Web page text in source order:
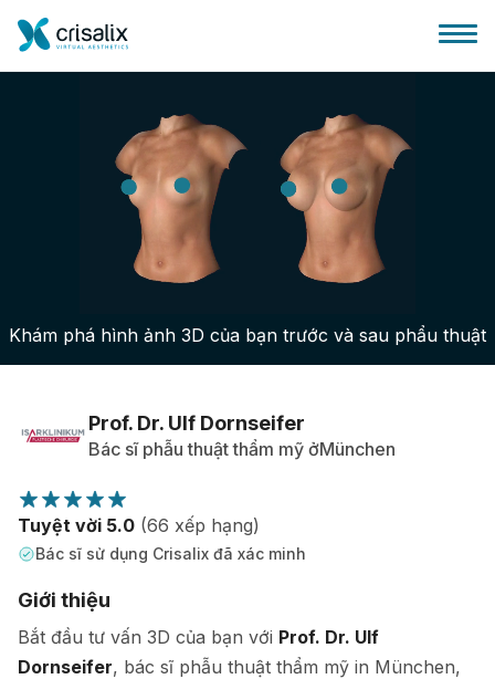
Bác sĩ phẫu thuật
Nền tảng kinh doanh 3D
Gói
Đánh giá của bệnh nhân
Khám phá hình ảnh 3D của bạn trước và sau phẩu thuật
Prof. Dr. Ulf Dornseifer
Bác sĩ phẫu thuật thẩm mỹ ởMünchen
Tuyệt vời 5.0 (66 xếp hạng)
Bác sĩ sử dụng Crisalix đã xác minh
Giới thiệu
Bắt đầu tư vấn 3D của bạn với Prof. Dr. Ulf
Dornseifer, bác sĩ phẫu thuật thẩm mỹ in München,